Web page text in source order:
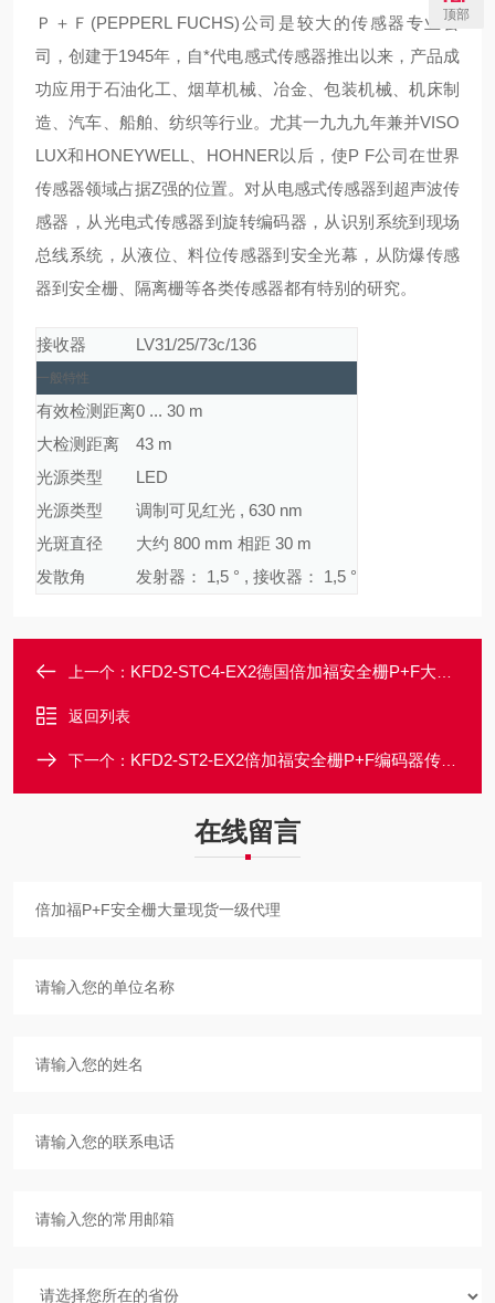
Ｐ＋Ｆ(PEPPERL FUCHS)公司是较大的传感器专业公
司，创建于1945年，自*代电感式传感器推出以来，产品成
功应用于石油化工、烟草机械、冶金、包装机械、机床制
造、汽车、船舶、纺织等行业。尤其一九九九年兼并VISO
LUX和HONEYWELL、HOHNER以后，使P F公司在世界
传感器领域占据Z强的位置。对从电感式传感器到超声波传
感器，从光电式传感器到旋转编码器，从识别系统到现场
总线系统，从液位、料位传感器到安全光幕，从防爆传感
器到安全栅、隔离栅等各类传感器都有特别的研究。
接收器 LV31/25/73c/136
一般特性
有效检测距离0 ... 30 m
大检测距离
43 m
光源类型
LED
光源类型
调制可见红光 , 630 nm
光斑直径
大约 800 mm 相距 30 m
发散角
发射器： 1,5 ° , 接收器： 1,5 °
上一个： KFD2-STC4-EX2德国倍加福安全栅P+F大量现货正品发行
返回列表
下一个： KFD2-ST2-EX2倍加福安全栅P+F编码器传感器常规型号库存
在线留言
顶部